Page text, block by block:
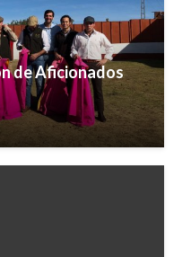
de Aficionados